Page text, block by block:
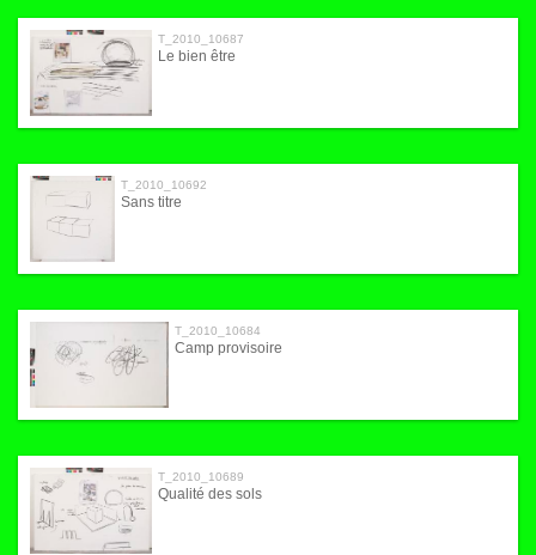
T_2010_10687
Le bien être
T_2010_10692
Sans titre
T_2010_10684
Camp provisoire
T_2010_10689
Qualité des sols